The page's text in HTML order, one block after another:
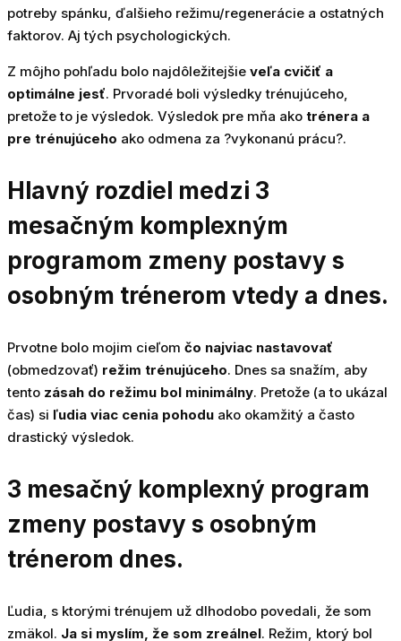
potreby spánku, ďalšieho režimu/regenerácie a ostatných
faktorov. Aj tých psychologických.
Z môjho pohľadu bolo najdôležitejšie veľa cvičiť a
optimálne jesť. Prvoradé boli výsledky trénujúceho,
pretože to je výsledok. Výsledok pre mňa ako trénera a
pre trénujúceho ako odmena za ?vykonanú prácu?.
Hlavný rozdiel medzi 3
mesačným komplexným
programom zmeny postavy s
osobným trénerom vtedy a dnes.
Prvotne bolo mojim cieľom čo najviac nastavovať
(obmedzovať) režim trénujúceho. Dnes sa snažím, aby
tento zásah do režimu bol minimálny. Pretože (a to ukázal
čas) si ľudia viac cenia pohodu ako okamžitý a často
drastický výsledok.
3 mesačný komplexný program
zmeny postavy s osobným
trénerom dnes.
Ľudia, s ktorými trénujem už dlhodobo povedali, že som
zmäkol. Ja si myslím, že som zreálnel. Režim, ktorý bol